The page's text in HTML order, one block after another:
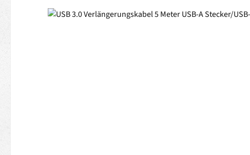
Bildergalerie überspringen